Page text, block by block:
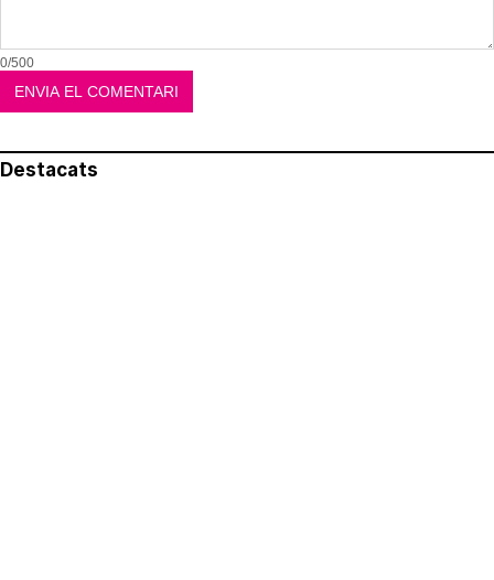
0/500
Destacats